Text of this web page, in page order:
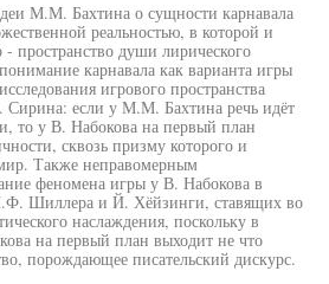
М.М. Бахтина о сущности карнавала
реальностью, в которой и
пространство души лирического
карнавала как варианта игры
игрового пространства
Сирина: если у М.М. Бахтина речь идёт
то у В. Набокова на первый план
сквозь призму которого и
Также неправомерным
феномена игры у В. Набокова в
Шиллера и Й. Хёйзинги, ставящих во
наслаждения, поскольку в
на первый план выходит не что
порождающее писательский дискурс.